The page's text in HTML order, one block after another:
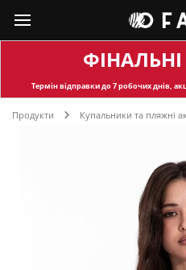
Термін відправкидо 7 робочих днів,
Продукти Купальники та пляжні